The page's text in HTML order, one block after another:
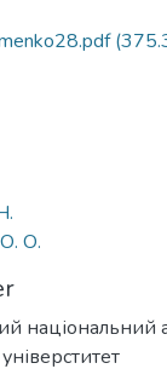
О.
національний